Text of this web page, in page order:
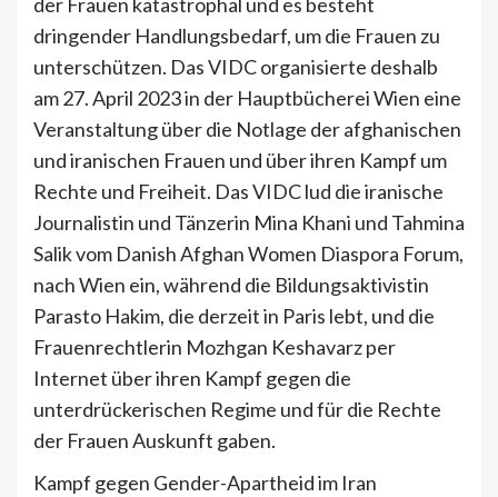
dringender Handlungsbedarf, um die Frauen zu
unterschützen. Das VIDC organisierte deshalb
am 27. April 2023 in der Hauptbücherei Wien eine
Veranstaltung über die Notlage der afghanischen
und iranischen Frauen und über ihren Kampf um
Rechte und Freiheit. Das VIDC lud die iranische
Journalistin und Tänzerin Mina Khani und Tahmina
Salik vom Danish Afghan Women Diaspora Forum,
nach Wien ein, während die Bildungsaktivistin
Parasto Hakim, die derzeit in Paris lebt, und die
Frauenrechtlerin Mozhgan Keshavarz per
Internet über ihren Kampf gegen die
unterdrückerischen Regime und für die Rechte
der Frauen Auskunft gaben.
Kampf gegen Gender-Apartheid im Iran